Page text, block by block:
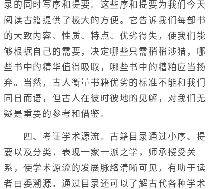
录的同时写序和提要。这些序和提要为我们今天
阅读古籍提供了极大的方便。它告诉我们每部书
的大致内容、性质、特点、优劣得失，使我们能
够根据自己的需要，决定哪些只需稍稍涉猎，哪
些书中的精华值得吸取，哪些书中的糟粕应当扬
弃。当然，古人衡量书籍优劣的标准不能和我们
同日而语，但古人在彼时彼地的见解，对我们无
疑是重要的参考和借鉴。
四、考证学术源流。古籍目录通过小序、提
要以及分类，表现一家一派之学，师承授受关
系，使学术源流的发展脉络清晰可见，有助于读
者由委溯源。通过目录还可以了解古代各种学术